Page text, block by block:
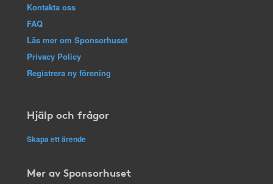
Kontakta oss
FAQ
Läs mer om Sponsorhuset
Privacy Policy
Registrera ny förening
Hjälp och frågor
Skapa ett ärende
Mer av Sponsorhuset